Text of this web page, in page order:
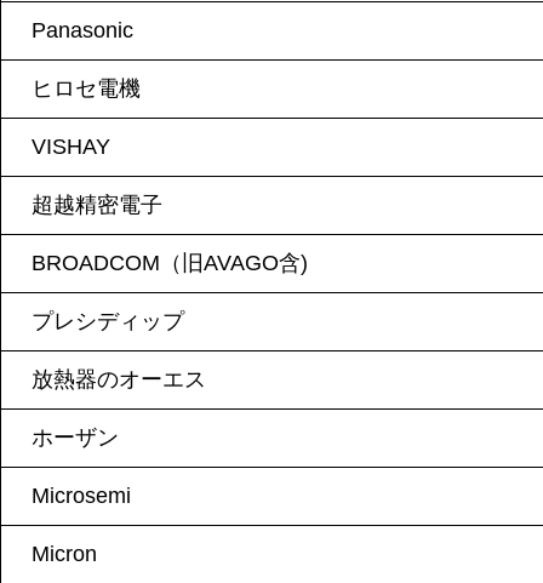
Panasonic
ヒロセ電機
VISHAY
超越精密電子
BROADCOM（旧AVAGO含)
プレシディップ
放熱器のオーエス
ホーザン
Microsemi
Micron